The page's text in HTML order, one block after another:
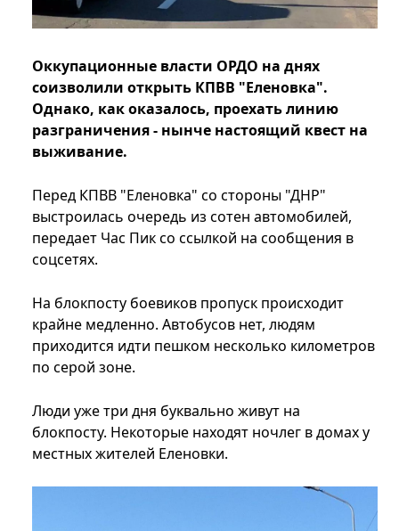
Оккупационные власти ОРДО на днях
соизволили открыть КПВВ "Еленовка".
Однако, как оказалось, проехать линию
разграничения - нынче настоящий квест на
выживание.
Перед КПВВ "Еленовка" со стороны "ДНР"
выстроилась очередь из сотен автомобилей,
передает Час Пик со ссылкой на сообщения в
соцсетях.
На блокпосту боевиков пропуск происходит
крайне медленно. Автобусов нет, людям
приходится идти пешком несколько километров
по серой зоне.
Люди уже три дня буквально живут на
блокпосту. Некоторые находят ночлег в домах у
местных жителей Еленовки.